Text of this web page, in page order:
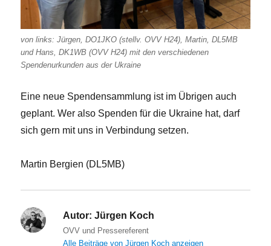
von links: Jürgen, DO1JKO (stellv. OVV H24), Martin, DL5MB
und Hans, DK1WB (OVV H24) mit den verschiedenen
Spendenurkunden aus der Ukraine
Eine neue Spendensammlung ist im Übrigen auch
geplant. Wer also Spenden für die Ukraine hat, darf
sich gern mit uns in Verbindung setzen.
Martin Bergien (DL5MB)
Autor: Jürgen Koch
OVV und Pressereferent
Alle Beiträge von Jürgen Koch anzeigen